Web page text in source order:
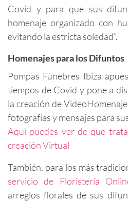
Covid y para que sus
homenaje organizado con
evitando la estricta soledad”.
Homenajes para los Difuntos
Pompas Fúnebres Ibiza
tiempos de Covid y pone a
la creación de
fotografías y mensajes para
Aquí puedes ver de que
creación Virtual
También, para los más
servicio de Floristería
arreglos florales de sus